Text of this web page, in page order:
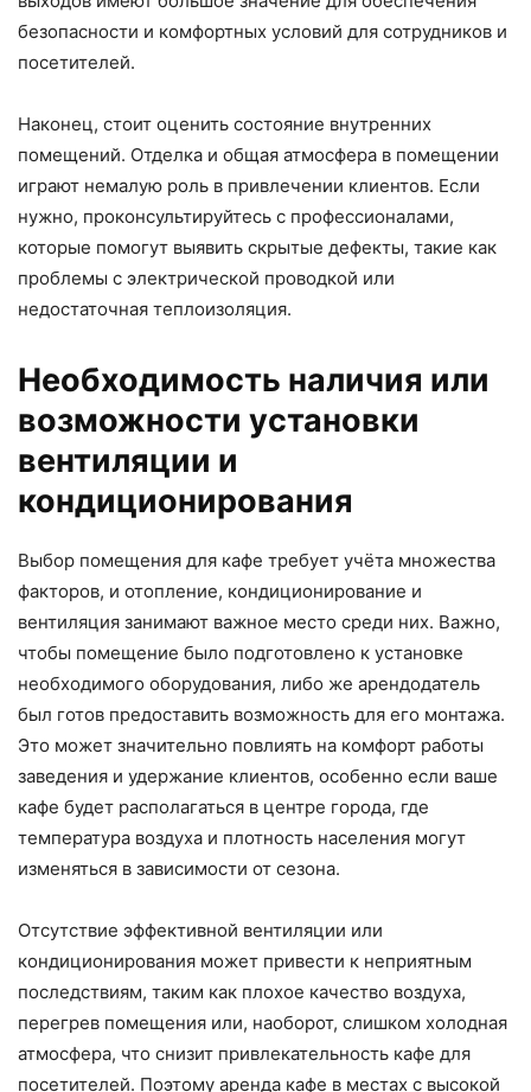
безопасности и комфортных условий для сотрудников и
посетителей.
Наконец, стоит оценить состояние внутренних
помещений. Отделка и общая атмосфера в помещении
играют немалую роль в привлечении клиентов. Если
нужно, проконсультируйтесь с профессионалами,
которые помогут выявить скрытые дефекты, такие как
проблемы с электрической проводкой или
недостаточная теплоизоляция.
Необходимость наличия или
возможности установки
вентиляции и
кондиционирования
Выбор помещения для кафе требует учёта множества
факторов, и отопление, кондиционирование и
вентиляция занимают важное место среди них. Важно,
чтобы помещение было подготовлено к установке
необходимого оборудования, либо же арендодатель
был готов предоставить возможность для его монтажа.
Это может значительно повлиять на комфорт работы
заведения и удержание клиентов, особенно если ваше
кафе будет располагаться в центре города, где
температура воздуха и плотность населения могут
изменяться в зависимости от сезона.
Отсутствие эффективной вентиляции или
кондиционирования может привести к неприятным
последствиям, таким как плохое качество воздуха,
перегрев помещения или, наоборот, слишком холодная
атмосфера, что снизит привлекательность кафе для
посетителей. Поэтому аренда кафе в местах с высокой